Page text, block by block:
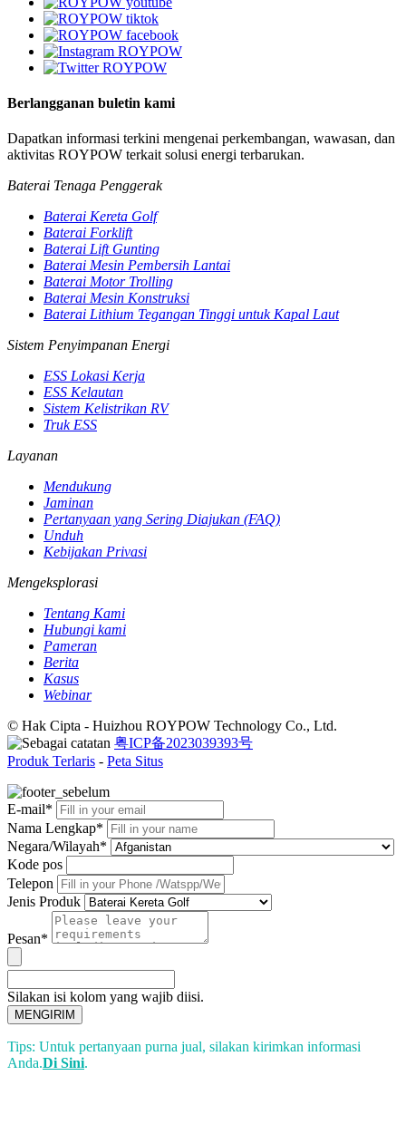
Berlangganan buletin kami
Dapatkan informasi terkini mengenai perkembangan, wawasan, dan
aktivitas ROYPOW terkait solusi energi terbarukan.
Baterai Tenaga Penggerak
Baterai Kereta Golf
Baterai Forklift
Baterai Lift Gunting
Baterai Mesin Pembersih Lantai
Baterai Motor Trolling
Baterai Mesin Konstruksi
Baterai Lithium Tegangan Tinggi untuk Kapal Laut
Sistem Penyimpanan Energi
ESS Lokasi Kerja
ESS Kelautan
Sistem Kelistrikan RV
Truk ESS
Layanan
Mendukung
Jaminan
Pertanyaan yang Sering Diajukan (FAQ)
Unduh
Kebijakan Privasi
Mengeksplorasi
Tentang Kami
Hubungi kami
Pameran
Berita
Kasus
Webinar
© Hak Cipta - Huizhou ROYPOW Technology Co., Ltd.
粤ICP备2023039393号
Produk Terlaris - Peta Situs
E-mail*
Nama Lengkap*
Negara/Wilayah*
Kode pos
Telepon
Jenis Produk
Pesan*
Silakan isi kolom yang wajib diisi.
MENGIRIM
Tips: Untuk pertanyaan purna jual, silakan kirimkan informasi
Anda.Di Sini.